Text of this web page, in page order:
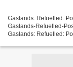
Gaslands: Refuelled:
Gaslands-Refuelled-
Gaslands: Refuelled: